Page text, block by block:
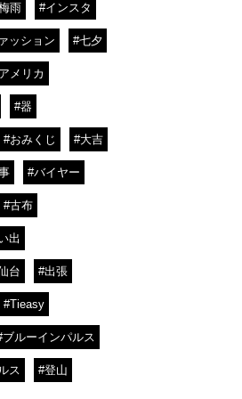
雨 #インスタ
ッション #七夕
メリカ
#器
#おみくじ #大吉
#バイヤー
#古布
出
台 #出張
#Tieasy
ブルーインパルス
ス #登山